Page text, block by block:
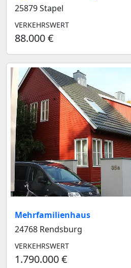
25879 Stapel
VERKEHRSWERT
88.000 €
Mehrfamilienhaus
24768 Rendsburg
VERKEHRSWERT
1.790.000 €